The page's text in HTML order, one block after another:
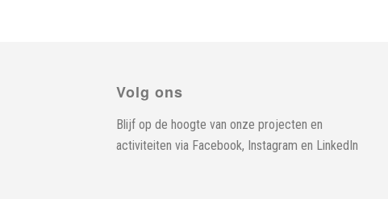
Volg ons
Blijf op de hoogte van onze projecten en
activiteiten via Facebook, Instagram en LinkedIn